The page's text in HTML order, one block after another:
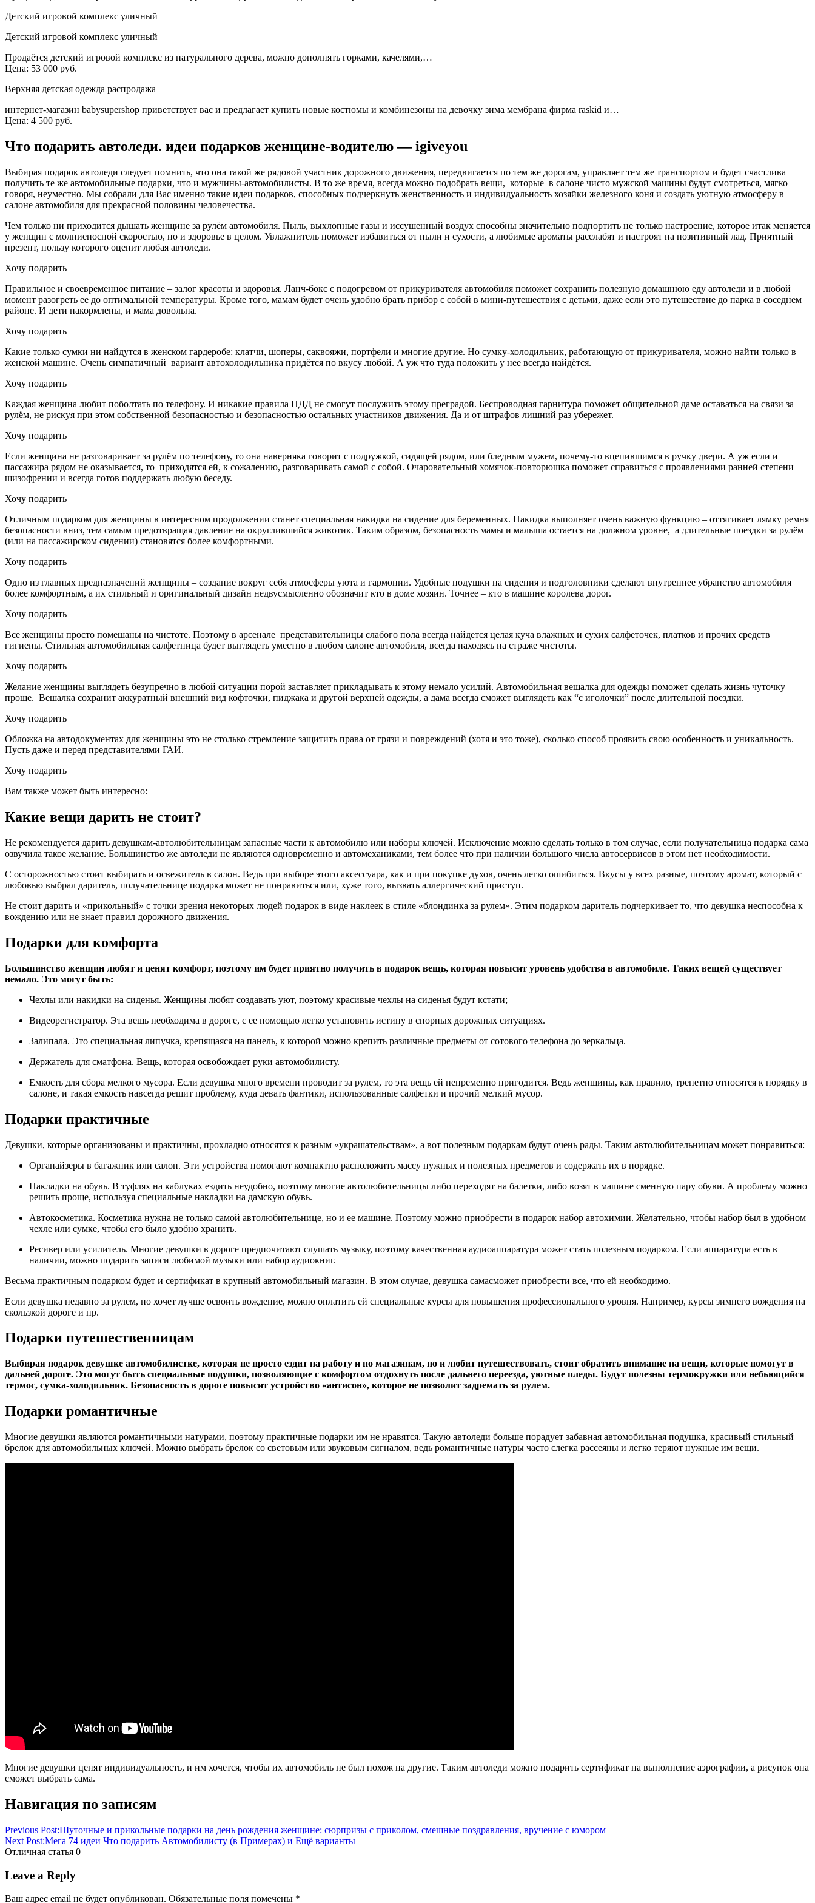
Детский игровой комплекс уличный
Детский игровой комплекс уличный
Продаётся детский игровой комплекс из натурального дерева, можно дополнять горками, качелями,…
Цена: 53 000 руб.
Верхняя детская одежда распродажа
интернет-магазин babysupershop приветствует вас и предлагает купить новые костюмы и комбинезоны на девочку зима мембрана фирма raskid и…
Цена: 4 500 руб.
Что подарить автоледи. идеи подарков женщине-водителю — igiveyou
Выбирая подарок автоледи следует помнить, что она такой же рядовой участник дорожного движения, передвигается по тем же дорогам, управляет тем же транспортом и будет счастлива
получить те же автомобильные подарки, что и мужчины-автомобилисты. В то же время, всегда можно подобрать вещи, которые в салоне чисто мужской машины будут смотреться, мягко
говоря, неуместно. Мы собрали для Вас именно такие идеи подарков, способных подчеркнуть женственность и индивидуальность хозяйки железного коня и создать уютную атмосферу в
салоне автомобиля для прекрасной половины человечества.
Чем только ни приходится дышать женщине за рулём автомобиля. Пыль, выхлопные газы и иссушенный воздух способны значительно подпортить не только настроение, которое итак меняется
у женщин с молниеносной скоростью, но и здоровье в целом. Увлажнитель поможет избавиться от пыли и сухости, а любимые ароматы расслабят и настроят на позитивный лад. Приятный
презент, пользу которого оценит любая автоледи.
Хочу подарить
Правильное и своевременное питание – залог красоты и здоровья. Ланч-бокс с подогревом от прикуривателя автомобиля поможет сохранить полезную домашнюю еду автоледи и в любой
момент разогреть ее до оптимальной температуры. Кроме того, мамам будет очень удобно брать прибор с собой в мини-путешествия с детьми, даже если это путешествие до парка в соседнем
районе. И дети накормлены, и мама довольна.
Хочу подарить
Какие только сумки ни найдутся в женском гардеробе: клатчи, шоперы, саквояжи, портфели и многие другие. Но сумку-холодильник, работающую от прикуривателя, можно найти только в
женской машине. Очень симпатичный вариант автохолодильника придётся по вкусу любой. А уж что туда положить у нее всегда найдётся.
Хочу подарить
Каждая женщина любит поболтать по телефону. И никакие правила ПДД не смогут послужить этому преградой. Беспроводная гарнитура поможет общительной даме оставаться на связи за
рулём, не рискуя при этом собственной безопасностью и безопасностью остальных участников движения. Да и от штрафов лишний раз убережет.
Хочу подарить
Если женщина не разговаривает за рулём по телефону, то она наверняка говорит с подружкой, сидящей рядом, или бледным мужем, почему-то вцепившимся в ручку двери. А уж если и
пассажира рядом не оказывается, то приходятся ей, к сожалению, разговаривать самой с собой. Очаровательный хомячок-повторюшка поможет справиться с проявлениями ранней степени
шизофрении и всегда готов поддержать любую беседу.
Хочу подарить
Отличным подарком для женщины в интересном продолжении станет специальная накидка на сидение для беременных. Накидка выполняет очень важную функцию – оттягивает лямку ремня
безопасности вниз, тем самым предотвращая давление на округлившийся животик. Таким образом, безопасность мамы и малыша остается на должном уровне, а длительные поездки за рулём
(или на пассажирском сидении) становятся более комфортными.
Хочу подарить
Одно из главных предназначений женщины – создание вокруг себя атмосферы уюта и гармонии. Удобные подушки на сидения и подголовники сделают внутреннее убранство автомобиля
более комфортным, а их стильный и оригинальный дизайн недвусмысленно обозначит кто в доме хозяин. Точнее – кто в машине королева дорог.
Хочу подарить
Все женщины просто помешаны на чистоте. Поэтому в арсенале представительницы слабого пола всегда найдется целая куча влажных и сухих салфеточек, платков и прочих средств
гигиены. Стильная автомобильная салфетница будет выглядеть уместно в любом салоне автомобиля, всегда находясь на страже чистоты.
Хочу подарить
Желание женщины выглядеть безупречно в любой ситуации порой заставляет прикладывать к этому немало усилий. Автомобильная вешалка для одежды поможет сделать жизнь чуточку
проще. Вешалка сохранит аккуратный внешний вид кофточки, пиджака и другой верхней одежды, а дама всегда сможет выглядеть как “с иголочки” после длительной поездки.
Хочу подарить
Обложка на автодокументах для женщины это не столько стремление защитить права от грязи и повреждений (хотя и это тоже), сколько способ проявить свою особенность и уникальность.
Пусть даже и перед представителями ГАИ.
Хочу подарить
Вам также может быть интересно:
Какие вещи дарить не стоит?
Не рекомендуется дарить девушкам-автолюбительницам запасные части к автомобилю или наборы ключей. Исключение можно сделать только в том случае, если получательница подарка сама
озвучила такое желание. Большинство же автоледи не являются одновременно и автомеханиками, тем более что при наличии большого числа автосервисов в этом нет необходимости.
С осторожностью стоит выбирать и освежитель в салон. Ведь при выборе этого аксессуара, как и при покупке духов, очень легко ошибиться. Вкусы у всех разные, поэтому аромат, который с
любовью выбрал даритель, получательнице подарка может не понравиться или, хуже того, вызвать аллергический приступ.
Не стоит дарить и «прикольный» с точки зрения некоторых людей подарок в виде наклеек в стиле «блондинка за рулем». Этим подарком даритель подчеркивает то, что девушка неспособна к
вождению или не знает правил дорожного движения.
Подарки для комфорта
Большинство женщин любят и ценят комфорт, поэтому им будет приятно получить в подарок вещь, которая повысит уровень удобства в автомобиле. Таких вещей существует
немало. Это могут быть:
Чехлы или накидки на сиденья. Женщины любят создавать уют, поэтому красивые чехлы на сиденья будут кстати;
Видеорегистратор. Эта вещь необходима в дороге, с ее помощью легко установить истину в спорных дорожных ситуациях.
Залипала. Это специальная липучка, крепящаяся на панель, к которой можно крепить различные предметы от сотового телефона до зеркальца.
Держатель для сматфона. Вещь, которая освобождает руки автомобилисту.
Емкость для сбора мелкого мусора. Если девушка много времени проводит за рулем, то эта вещь ей непременно пригодится. Ведь женщины, как правило, трепетно относятся к порядку в
салоне, и такая емкость навсегда решит проблему, куда девать фантики, использованные салфетки и прочий мелкий мусор.
Подарки практичные
Девушки, которые организованы и практичны, прохладно относятся к разным «украшательствам», а вот полезным подаркам будут очень рады. Таким автолюбительницам может понравиться:
Органайзеры в багажник или салон. Эти устройства помогают компактно расположить массу нужных и полезных предметов и содержать их в порядке.
Накладки на обувь. В туфлях на каблуках ездить неудобно, поэтому многие автолюбительницы либо переходят на балетки, либо возят в машине сменную пару обуви. А проблему можно
решить проще, используя специальные накладки на дамскую обувь.
Автокосметика. Косметика нужна не только самой автолюбительнице, но и ее машине. Поэтому можно приобрести в подарок набор автохимии. Желательно, чтобы набор был в удобном
чехле или сумке, чтобы его было удобно хранить.
Ресивер или усилитель. Многие девушки в дороге предпочитают слушать музыку, поэтому качественная аудиоаппаратура может стать полезным подарком. Если аппаратура есть в
наличии, можно подарить записи любимой музыки или набор аудиокниг.
Весьма практичным подарком будет и сертификат в крупный автомобильный магазин. В этом случае, девушка самасможет приобрести все, что ей необходимо.
Если девушка недавно за рулем, но хочет лучше освоить вождение, можно оплатить ей специальные курсы для повышения профессионального уровня. Например, курсы зимнего вождения на
скользкой дороге и пр.
Подарки путешественницам
Выбирая подарок девушке автомобилистке, которая не просто ездит на работу и по магазинам, но и любит путешествовать, стоит обратить внимание на вещи, которые помогут в
дальней дороге. Это могут быть специальные подушки, позволяющие с комфортом отдохнуть после дальнего переезда, уютные пледы. Будут полезны термокружки или небьющийся
термос, сумка-холодильник. Безопасность в дороге повысит устройство «антисон», которое не позволит задремать за рулем.
Подарки романтичные
Многие девушки являются романтичными натурами, поэтому практичные подарки им не нравятся. Такую автоледи больше порадует забавная автомобильная подушка, красивый стильный
брелок для автомобильных ключей. Можно выбрать брелок со световым или звуковым сигналом, ведь романтичные натуры часто слегка рассеяны и легко теряют нужные им вещи.
Многие девушки ценят индивидуальность, и им хочется, чтобы их автомобиль не был похож на другие. Таким автоледи можно подарить сертификат на выполнение аэрографии, а рисунок она
сможет выбрать сама.
-автомобилисту{q}
девушкеидеи
Навигация по записям
Previous Post:Шуточные и прикольные подарки на день рождения женщине: сюрпризы с приколом, смешные поздравления, вручение с юмором
Next Post:Мега 74 идеи Что подарить Автомобилисту (в Примерах) и Ещё варианты
Отличная статья 0
Leave a Reply
Ваш адрес email не будет опубликован. Обязательные поля помечены *